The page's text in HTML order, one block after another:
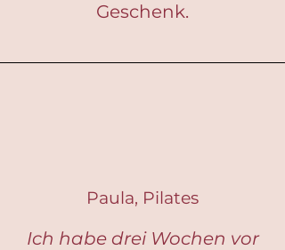
Geschenk.
Paula, Pilates
Ich habe drei Wochen vor